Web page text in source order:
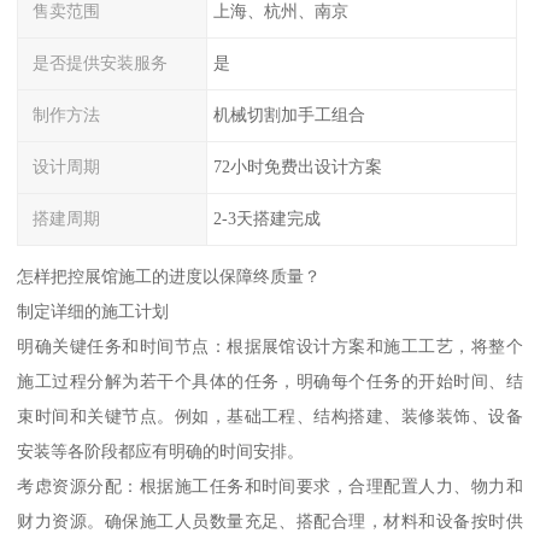
售卖范围 上海、杭州、南京
是否提供安装服务 是
制作方法 机械切割加手工组合
设计周期 72小时免费出设计方案
搭建周期 2-3天搭建完成
怎样把控展馆施工的进度以保障终质量？
制定详细的施工计划
明确关键任务和时间节点：根据展馆设计方案和施工工艺，将整个
施工过程分解为若干个具体的任务，明确每个任务的开始时间、结
束时间和关键节点。例如，基础工程、结构搭建、装修装饰、设备
安装等各阶段都应有明确的时间安排。
考虑资源分配：根据施工任务和时间要求，合理配置人力、物力和
财力资源。确保施工人员数量充足、搭配合理，材料和设备按时供